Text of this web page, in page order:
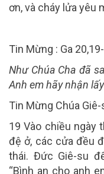
ơn, và cháy lửa yêu
Tin Mừng : Ga
Như Chúa Cha đã
Anh em hãy nhận
Tin Mừng Chúa
19 Vào chiều ngày
đệ ở, các cửa đều
thái. Đức Giê-su
“Bình an cho anh